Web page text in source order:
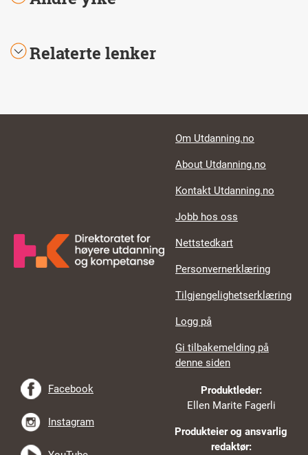
Relaterte lenker
Footer links
Om Utdanning.no
About Utdanning.no
Kontakt Utdanning.no
Jobb hos oss
Nettstedkart
Personvernerklæring
Tilgjengelighetserklæring
Logg på
Gi tilbakemelding på
denne siden
Produktleder:
Ellen Marite Fagerli
Produkteier og ansvarlig
redaktør:
Facebook
Instagram